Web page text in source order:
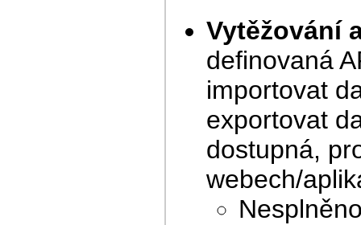
Vytěžování
definovaná
importovat
exportovat
dostupná,
webech/